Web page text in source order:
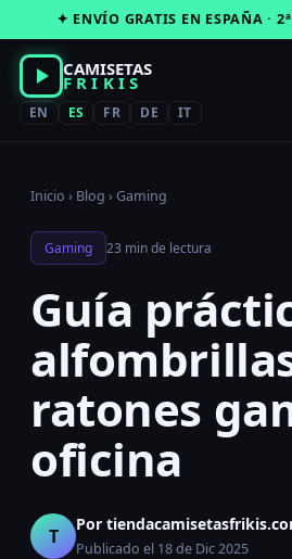
al
contenido
✦ ENVÍO GRATIS EN ESPAÑA ·
CAMISETAS
FRIKIS
EN ES FR DE IT
Inicio › Blog ›Gaming
Gaming 23 min de lectura
Guía
ratones
oficina
T Por
Publicado el 18 de Dic 2025